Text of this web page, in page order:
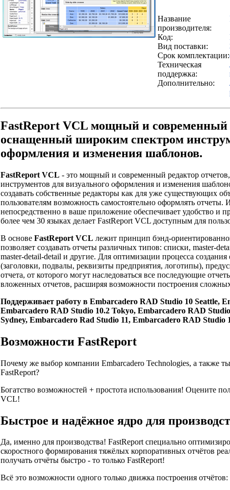
Название
производителя:
Код:
Вид поставки:
Срок комплектации:
Техническая
поддержка:
Дополнительно:
FastReport VCL мощный и современный
оснащенный широким спектром
оформления и изменения шаблонов.
FastReport VCL - это мощный и современный редактор
инструментов для визуального оформления и изменения
создавать собственные редакторы как для уже существующих
пользователям возможность самостоятельно оформлять отчеты.
непосредственно в ваше приложение обеспечивает удобство и
более чем 30 языках делает FastReport VCL доступным для
В основе FastReport VCL лежит принцип бэнд-
позволяет создавать отчеты различных типов: списки, master-
master-detail-detail и другие. Для оптимизации процесса
(заголовки, подвалы, реквизиты предприятия, логотипы),
отчета, от которого могут наследоваться все последующие
вложенных отчетов, расширяя возможности построения
Поддерживает работу в Embarcadero RAD Studio 10 Seattle,
Embarcadero RAD Studio 10.2 Tokyo, Embarcadero RAD
Sydney, Embarcadero Rad Studio 11, Embarcadero RAD
Возможности FastReport
Почему же выбор компании Embarcadero Technologies, а также
FastReport?
Богатство возможностей + простота использования! Оцените
VCL!
Быстрое и надёжное ядро для
Да, именно для производства! FastReport специально
скоростного формирования тяжёлых корпоративных отчётов
получать отчёты быстро - то только FastReport!
Всё это возможности одного только движка построения отчётов: